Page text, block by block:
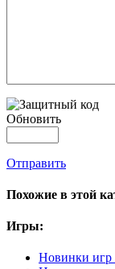
Обновить
Отправить
Похожие в этой
Игры:
Новинки игр